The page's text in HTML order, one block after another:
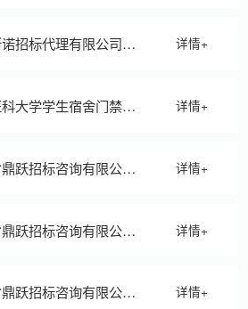
项目（项目编号：
招标代理有限公司关
科大学印刷服务比选
详情+
大学学生宿舍门禁系
务项目招标采购价格
详情+
跃招标咨询有限公司
医科大学广告服务供
详情+
跃招标咨询有限公司
医科大学广告服务供
详情+
跃招标咨询有限公司 详情+